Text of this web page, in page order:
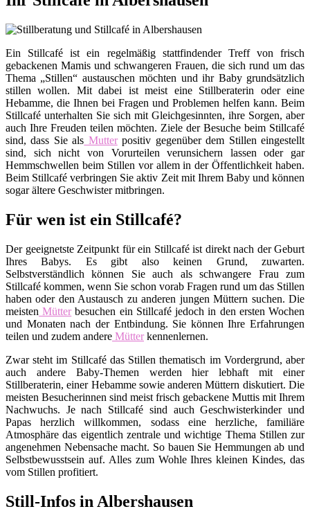
Ein Stillcafé ist ein regelmäßig stattfindender Treff von frisch
gebackenen Mamis und schwangeren Frauen, die sich rund um das
Thema „Stillen“ austauschen möchten und ihr Baby grundsätzlich
stillen wollen. Mit dabei ist meist eine Stillberaterin oder eine
Hebamme, die Ihnen bei Fragen und Problemen helfen kann. Beim
Stillcafé unterhalten Sie sich mit Gleichgesinnten, ihre Sorgen, aber
auch Ihre Freuden teilen möchten. Ziele der Besuche beim Stillcafé
sind, dass Sie als Mutterpositiv gegenüber dem Stillen eingestellt
sind, sich nicht von Vorurteilen verunsichern lassen oder gar
Hemmschwellen beim Stillen vor allem in der Öffentlichkeit haben.
Beim Stillcafé verbringen Sie aktiv Zeit mit Ihrem Baby und können
sogar ältere Geschwister mitbringen.
Für wen ist ein Stillcafé?
Der geeignetste Zeitpunkt für ein Stillcafé ist direkt nach der Geburt
Ihres Babys. Es gibt also keinen Grund, zuwarten.
Selbstverständlich können Sie auch als schwangere Frau zum
Stillcafé kommen, wenn Sie schon vorab Fragen rund um das Stillen
haben oder den Austausch zu anderen jungen Müttern suchen. Die
meisten Mütterbesuchen ein Stillcafé jedoch in den ersten Wochen
und Monaten nach der Entbindung. Sie können Ihre Erfahrungen
teilen und zudem andere Mütterkennenlernen.
Zwar steht im Stillcafé das Stillen thematisch im Vordergrund, aber
auch andere Baby-Themen werden hier lebhaft mit einer
Stillberaterin, einer Hebamme sowie anderen Müttern diskutiert. Die
meisten Besucherinnen sind meist frisch gebackene Muttis mit Ihrem
Nachwuchs. Je nach Stillcafé sind auch Geschwisterkinder und
Papas herzlich willkommen, sodass eine herzliche, familiäre
Atmosphäre das eigentlich zentrale und wichtige Thema Stillen zur
angenehmen Nebensache macht. So bauen Sie Hemmungen ab und
Selbstbewusstsein auf. Alles zum Wohle Ihres kleinen Kindes, das
vom Stillen profitiert.
Still-Infos in Albershausen